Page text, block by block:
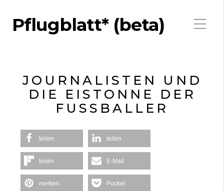
Pflugblatt* (beta)
JOURNALISTEN UND
DIE EISTONNE DER
FUSSBALLER
teilen teilen
teilen E-Mail
merken Pocket